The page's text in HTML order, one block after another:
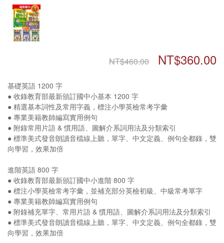
NT$460.00 NT$360.00
基礎英語 1200 字
● 收錄教育部最新頒訂國中小基本 1200 字
● 精選基本詞性及常用字義，標注小學英檢常考字彙
● 專業美籍教師編寫實用例句
● 附錄常用片語 & 慣用語、圖解介系詞用法及分類索引
● 標準美式發音朗讀音檔線上聽，單字、中文定義、例句全都錄，雙
向學習，效果加倍
進階英語 800 字
● 收錄教育部最新頒訂國中小進階 800 字
● 標注小學英檢常考字彙，並補充部分英檢初級、中級常考單字
● 專業美籍教師編寫實用例句
● 附錄補充單字、常用片語 & 慣用語、圖解介系詞用法及分類索引
● 標準美式發音朗讀音檔線上聽，單字、中文定義、例句全都錄，雙
向學習，效果加倍